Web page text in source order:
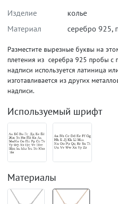
Изделие
колье
Материал
серебро 925,
Разместите вырезные буквы на
плетения из серебра 925 пробы с
надписи используется латиница
изготавливается из других
надписи.
Используемый шрифт
Материалы